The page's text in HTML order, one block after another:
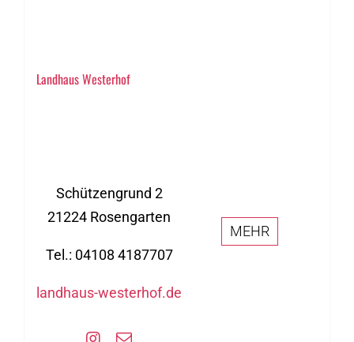
Landhaus Westerhof
Schützengrund 2
21224 Rosengarten
Tel.: 04108 4187707
landhaus-westerhof.de
MEHR